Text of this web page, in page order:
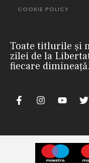
COOKIE POLICY
Toate titlurile și
zilei de la
fiecare dimineață.